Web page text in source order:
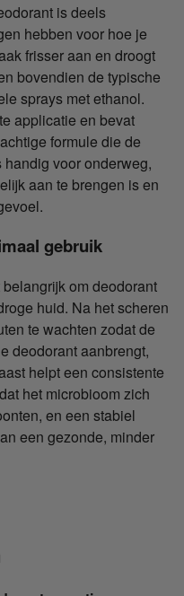
is deels
hebben voor hoe je
frisser aan en droogt
bovendien de typische
sprays met ethanol.
applicatie en bevat
formule die de
voor onderweg,
aan te brengen is en
gebruik
om deodorant
huid. Na het scheren
te wachten zodat de
deodorant aanbrengt,
helpt een consistente
het microbioom zich
en een stabiel
een gezonde, minder